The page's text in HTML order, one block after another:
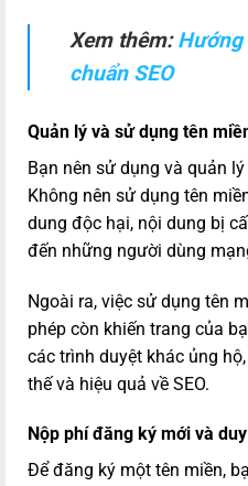
Xem thêm:Hướng
chuẩn SEO
Quản lý và sử dụng tên
Bạn nên sử dụng và quản
Không nên sử dụng tên
dung độc hại, nội dung bị
đến những người dùng
Ngoài ra, việc sử dụng tên
phép còn khiến trang của
các trình duyệt khác ủng
thế và hiệu quả về SEO.
Nộp phí đăng ký mới và
Để đăng ký một tên miền,